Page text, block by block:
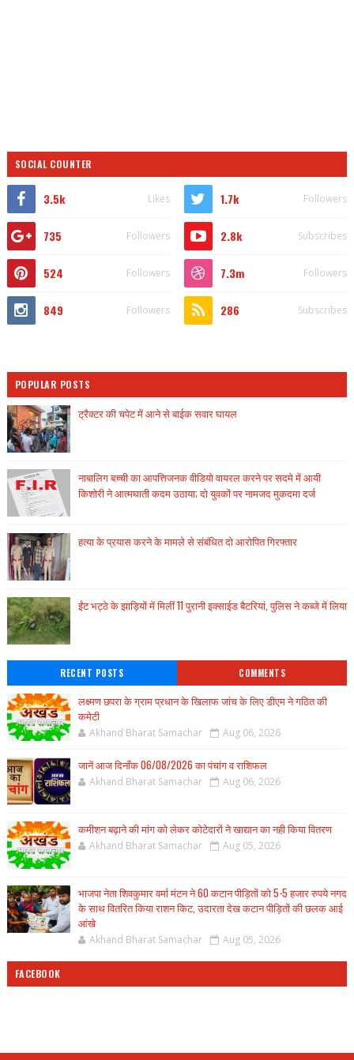
SOCIAL COUNTER
3.5k Likes 1.7k Followers
735 Followers 2.8k Subscribes
524 Followers 7.3m Followers
849 Followers 286 Subscribes
POPULAR POSTS
ट्रैक्टर की चपेट में आने से बाईक सवार घायल
नाबालिग बच्ची का आपत्तिजनक वीडियो वायरल करने पर सदमे में आयी
किशोरी ने आत्मघाती कदम उठाया; दो युवकों पर नामजद मुकदमा दर्ज
हत्या के प्रयास करने के मामले से संबंधित दो आरोपित गिरफ्तार
ईंट भट्ठे के झाड़ियों में मिलीं 11 पुरानी इक्साईड बैटरियां, पुलिस ने कब्जे में लिया
RECENT POSTS COMMENTS
लक्ष्मण छपरा के ग्राम प्रधान के खिलाफ जांच के लिए डीएम ने गठित की
कमेटी
Akhand Bharat Samachar Aug 06, 2026
जानें आज दिनाँक 06/08/2026 का पंचांग व राशिफल
Akhand Bharat Samachar Aug 06, 2026
कमीशन बढ़ाने की मांग को लेकर कोटेदारों ने खाद्यान का नही किया वितरण
Akhand Bharat Samachar Aug 05, 2026
भाजपा नेता शिवकुमार वर्मा मंटन ने 60 कटान पीड़ितों को 5-5 हजार रुपये नगद
के साथ वितरित किया राशन किट, उदारता देख कटान पीड़ितों की छलक आई
आंखे
Akhand Bharat Samachar Aug 05, 2026
FACEBOOK